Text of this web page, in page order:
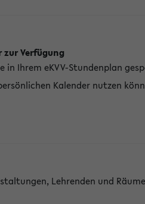
zur Verfügung
Ihrem eKVV-Stundenplan
Kalender nutzen
Lehrenden und